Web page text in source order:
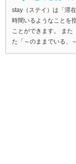
stay（ステイ）は「滞
時間いるようなことを
ことができます。 また
た「～のままでいる、